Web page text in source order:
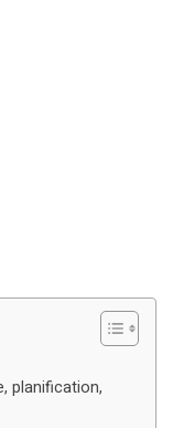
planification,